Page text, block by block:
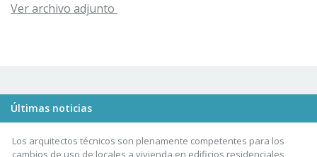
Ver archivo adjunto
Últimas noticias
Los arquitectos técnicos son plenamente competentes para los
cambios de uso de locales a vivienda en edificios residenciales